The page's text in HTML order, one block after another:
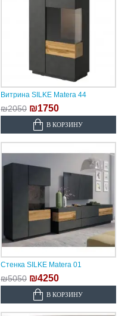
Витрина SILKE Matera 44
₪2050 ₪1750
В КОРЗИНУ
Стенка SILKE Matera 01
₪5050 ₪4250
В КОРЗИНУ